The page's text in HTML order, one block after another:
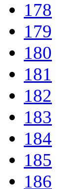
178
179
180
181
182
183
184
185
186